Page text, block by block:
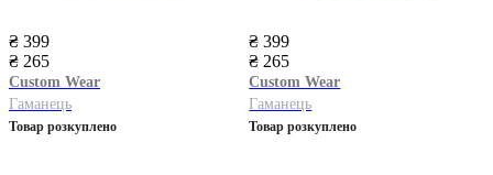
₴ 399
₴ 265
Custom Wear
Гаманець
Товар розкуплено
₴ 399
₴ 265
Custom Wear
Гаманець
Товар розкуплено